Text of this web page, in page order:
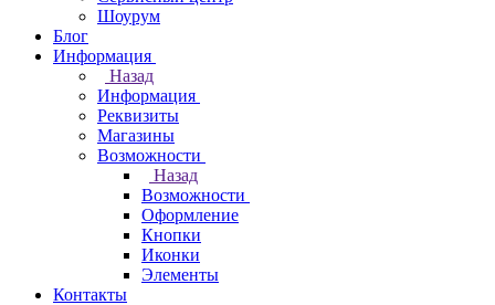
Шоурум
Блог
Информация
Назад
Информация
Реквизиты
Магазины
Возможности
Назад
Возможности
Оформление
Кнопки
Иконки
Элементы
Контакты